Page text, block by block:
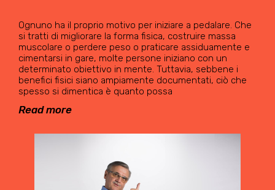
Ognuno ha il proprio motivo per iniziare a pedalare. Che
si tratti di migliorare la forma fisica, costruire massa
muscolare o perdere peso o praticare assiduamente e
cimentarsi in gare, molte persone iniziano con un
determinato obiettivo in mente. Tuttavia, sebbene i
benefici fisici siano ampiamente documentati, ciò che
spesso si dimentica è quanto possa
Read more